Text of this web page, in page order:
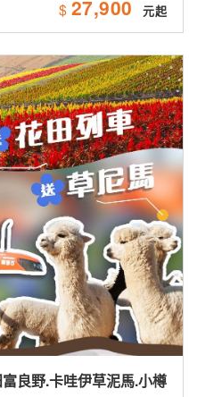
$36,900
蘭卡全覽9日
；2027/2/5
$58,900